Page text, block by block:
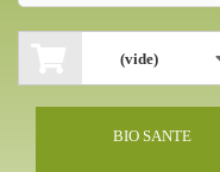
(vide)
BIO SANTE